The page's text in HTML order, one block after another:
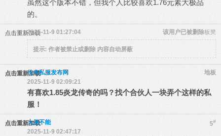
虽然这个版本不错，但我个人比较喜欢1.76元素大极品
的。
点击重新加载 板凳
该用户已被删除
2025-11-9 01:27:04
提示: 作者被禁止或删除 内容自动屏蔽
点击重新加载 地板
传奇私服发布网
2025-11-9 02:09:21
有喜欢1.85炎龙传奇的吗？找个合伙人一块弄个这样的私
服！
点击重新加载 5#
大便不能
2025-11-9 02:47:17